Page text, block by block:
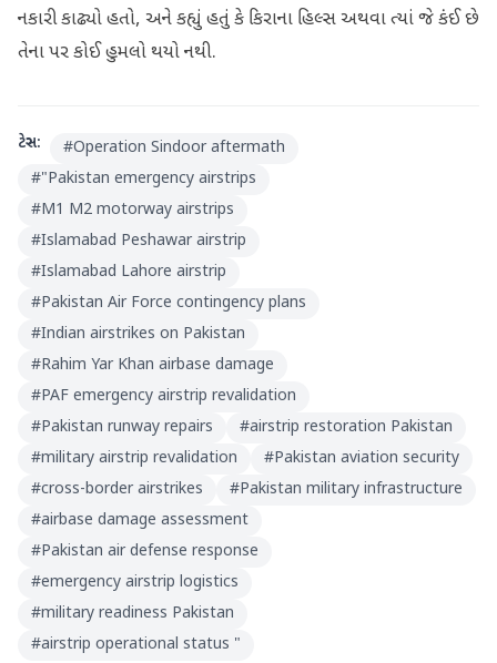
નકારી કાઢ્યો હતો, અને કહ્યું હતું કે કિરાના હિલ્સ અથવા ત્યાં જે કંઈ છે
તેના પર કોઈ હુમલો થયો નથી.
ટેગ્સ: #Operation Sindoor aftermath
#"Pakistan emergency airstrips
#M1 M2 motorway airstrips
#Islamabad Peshawar airstrip
#Islamabad Lahore airstrip
#Pakistan Air Force contingency plans
#Indian airstrikes on Pakistan
#Rahim Yar Khan airbase damage
#PAF emergency airstrip revalidation
#Pakistan runway repairs #airstrip restoration Pakistan
#military airstrip revalidation #Pakistan aviation security
#cross-border airstrikes #Pakistan military infrastructure
#airbase damage assessment
#Pakistan air defense response
#emergency airstrip logistics
#military readiness Pakistan
#airstrip operational status "